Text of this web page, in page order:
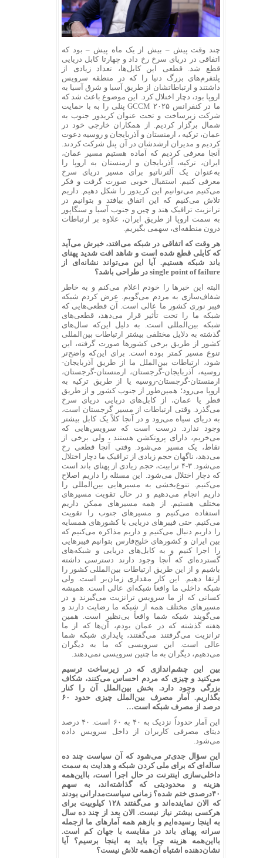
چند وقت پیش – بیش از یک ماه پیش – بود که
اتفاقی در دریای سرخ رخ داد و چهارتا کابل دریایی
قطع شد. قطعی این کابل‌ها، تعداد زیادی از
پلتفرم‌های بزرگ دنیا را که در منطقه سرویس
داشتند و ارتباطاتشان از طریق آسیا و شرق آسیا به
اروپا بود، دچار اختلال کرد. این موضوع باعث شد که
ما در کنفرانس GCCM ۲۰۲۵ پنلی را به با حمایت
شرکت زیرساخت و تحت عنوان کریدور جنوب به
شمال برگزار کردیم. از همکاران خارجی خود در
عمان، ترکیه ، ارمنستان و آذربایجان و روسیه دعوت
کردیم و مدیران ارشدشان در آن پنل شرکت کردند.
آنجا معرفی کردیم که آماده هستیم مسیر عمان،
ایران، ترکیه، آذربایجان و ارمنستان به اروپا را
به‌عنوان یک آلترناتیو برای مسیر دریای سرخ
معرفی کنیم. استقبال خوبی صورت گرفت و فکر
می‌کنیم می‌توانیم این کریدور را شکل دهیم. داریم
تلاش می‌کنیم که این اتفاق بیافتد و بتوانیم در
ترانزیت ترافیک هند و چین و جنوب آسیا و سنگاپور
به سمت اروپا از طریق ایران، علاوه بر ارتباطات
درون منطقه‌ای، سهمی بگیریم.
هر وقت که اتفاقی در شبکه می‌افتد، خبرش می‌آید
که کابلی قطع شده است و شاهد افت شدید پهنای
باند شبکه هستیم. آیا این می‌تواند نشانه‌ای از
single point of failure در طراحی باشد؟
البته این خبرها را خودم اعلام می‌کنم و به خاطر
شفاف‌سازی به مردم می‌گویم. عرض کردم شبکه
فیبر نوری کشور ما عالی است. آن قطعی‌هایی که
شبکه ما را تحت تأثیر قرار می‌دهد، قطعی‌های
شبکه بین‌المللی است. به دلیل این‌که سال‌های
گذشته به دلایل مختلفی بیشتر ارتباطات بین‌المللی
کشور از طریق برخی کشورها صورت گرفته، این
تنوع مسیر کمتر بوده است. برای این‌که واضح‌تر
شود، ارتباطات بین‌الملل ما از طریق آذربایجان-
روسیه، آذربایجان-گرجستان، ارمنستان-گرجستان،
ارمنستان-گرجستان-روسیه یا از طریق ترکیه به
اروپا می‌رود؛ همین‌طور از جنوب کشور و از طریق
قطر یا عمان، از کابل‌های دریایی دریای سرخ
می‌گذرد. وقتی ارتباطات از مسیر گرجستان است،
به دریای سیاه می‌رود و در آنجا کلاً یک کابل بیشتر
وجود ندارد. درست است که سرویس‌هایی که
می‌خریم، دارای پروتکشن هستند ، ولی برخی از
نقاط، یک مسیر می‌شود. وقتی آنجا قطعی رخ
می‌دهد، ناگهان حجم زیادی از ترافیک ما دچار اختلال
می‌شود. ۳-۴ ترابیت، حجم زیادی از پهنای باند است
که دچار اختلال می‌شود. این مسئله را داریم اصلاح
می‌کنیم. تنوع‌بخشی به مسیرهایی بین‌المللی را
داریم انجام می‌دهیم و در حال تقویت مسیرهای
مختلف هستیم. از همه مسیرهای ممکن داریم
استفاده می‌کنیم و مسیرهای جنوب را تقویت
می‌کنیم. حتی فیبرهای دریایی با کشورهای همسایه
را داریم دنبال می‌کنیم و داریم مذاکره می‌کنیم که
بین ایران و کشورهای خلیج‌فارس بتوانیم فیبرهایی
را اجرا کنیم و به کابل‌های دریایی و شبکه‌های
گسترده‌ای که آنجا وجود دارند دسترسی داشته
باشیم و از این طریق ارتباطات بین‌المللی کشور را
ارتقا دهیم. این کار مقداری زمان‌بر است. ولی
شبکه داخلی ما واقعاً شبکه‌ای عالی است. همیشه
کسانی که از ما سرویس ترانزیت می‌گیرند و در
مسیرهای مختلف همه از شبکه ما رضایت دارند و
می‌گویند شبکه شما واقعاً بی‌نظیر است. همین
هفته گذشته که در عمان بودم، آن‌ها که از ما
ترانزیت می‌گرفتند می‌گفتند، پایداری شبکه شما
عالی است. این سرویسی که ما به دیگران
می‌دهیم، دیگران به ما چنین سرویسی نمی‌دهند.
بین این چشم‌اندازی که در زیرساخت ترسیم
می‌کنید و چیزی که مردم احساس می‌کنند، شکاف
بزرگی وجود دارد. بخش بین‌الملل آن را کنار
بگذاریم. آمار مصرف بین‌الملل چیزی حدود ۶۰
درصد از مصرف شبکه است…
این آمار حدوداً نزدیک به ۴۰ به ۶۰ است. ۴۰ درصد
دیتای مصرفی کاربران از داخل سرویس داده
می‌شود.
این سؤال جدی‌تر می‌شود که آن سیاست چند ده
ساله‌ای که برای ملی کردن شبکه و هدایت به سمت
داخلی‌سازی اینترنت در حال اجرا است، بااین‌همه
هزینه و محدودیتی که گذاشته‌اند، به سهم
۴۰درصدی ختم شده؟ زمانی سیاست‌مدارانی بودند
که الان نماینده‌اند و می‌گفتند ۱۲۸ کیلوبیت برای
هرکسی بیشتر نیاز نیست. الان بعد از چند ده سال
به اینجا رسیده‌ایم و بازهم همه آمارهای ما ازجمله
سرانه پهنای باند در مقایسه با جهان کم است.
بااین‌همه هزینه چرا باید به اینجا برسیم؟ آیا
نشان‌دهنده اشتباه آن‌همه تلاش نیست؟